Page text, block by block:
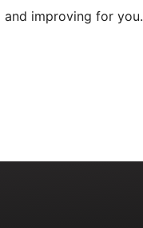
improving for you.